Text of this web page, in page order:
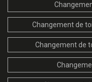
Changement de
Changement de